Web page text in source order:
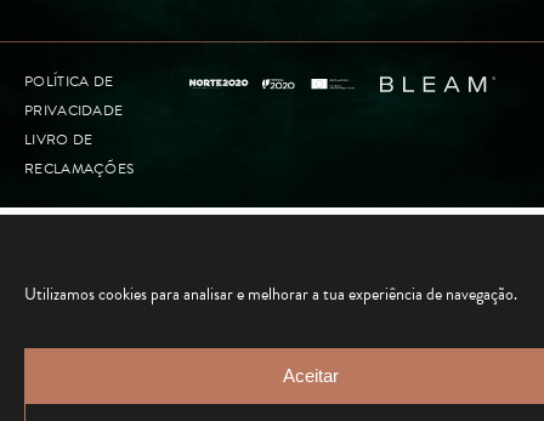
Utilizamos cookies para analisar e melhorar a tua experiência de navegação.
Aceitar
POLÍTICA DE
PRIVACIDADE
LIVRO DE
RECLAMAÇÕES